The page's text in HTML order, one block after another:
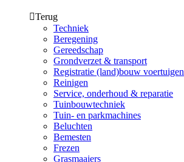
Terug
Techniek
Beregening
Gereedschap
Grondverzet & transport
Registratie (land)bouw voertuigen
Reinigen
Service, onderhoud & reparatie
Tuinbouwtechniek
Tuin- en parkmachines
Beluchten
Bemesten
Frezen
Grasmaaiers